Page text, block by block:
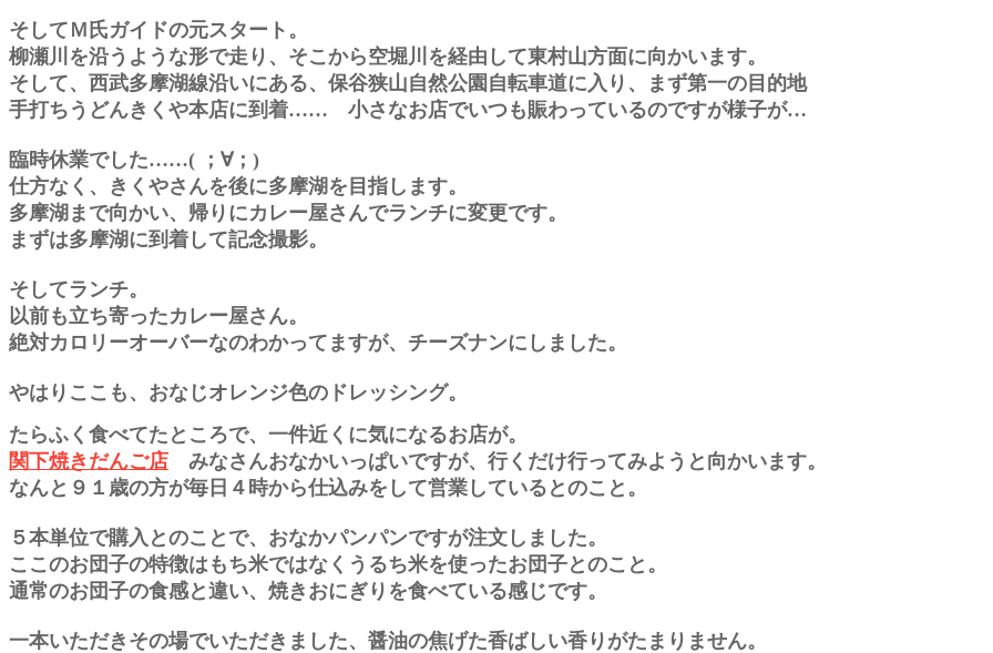
そしてＭ氏ガイドの元スタート。
柳瀬川を沿うような形で走り、そこから空堀川を経由して東村山方面に向かいます。
そして、西武多摩湖線沿いにある、保谷狭山自然公園自転車道に入り、まず第一の目的地
手打ちうどんきくや本店に到着…… 小さなお店でいつも賑わっているのですが様子が…
臨時休業でした……( ；∀；)
仕方なく、きくやさんを後に多摩湖を目指します。
多摩湖まで向かい、帰りにカレー屋さんでランチに変更です。
まずは多摩湖に到着して記念撮影。
そしてランチ。
以前も立ち寄ったカレー屋さん。
絶対カロリーオーバーなのわかってますが、チーズナンにしました。
やはりここも、おなじオレンジ色のドレッシング。
たらふく食べてたところで、一件近くに気になるお店が。
関下焼きだんご店 みなさんおなかいっぱいですが、行くだけ行ってみようと向かいます。
なんと９１歳の方が毎日４時から仕込みをして営業しているとのこと。
５本単位で購入とのことで、おなかパンパンですが注文しました。
ここのお団子の特徴はもち米ではなくうるち米を使ったお団子とのこと。
通常のお団子の食感と違い、焼きおにぎりを食べている感じです。
一本いただきその場でいただきました、醤油の焦げた香ばしい香りがたまりません。